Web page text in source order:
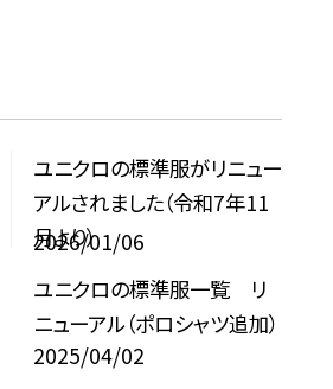
ユニクロの標準服がリニュー
アルされました（令和7年11
月より）
2026/01/06
ユニクロの標準服一覧 リ
ニューアル（ポロシャツ追加）
2025/04/02